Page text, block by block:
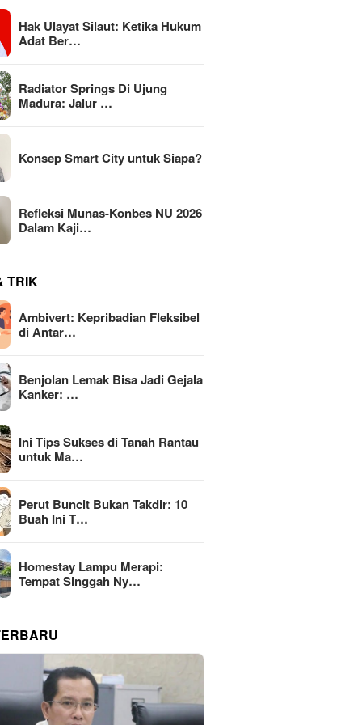
Hak Ulayat Silaut: Ketika Hukum
Adat Ber…
Radiator Springs Di Ujung
Madura: Jalur …
Konsep Smart City untuk Siapa?
Refleksi Munas-Konbes NU 2026
Dalam Kaji…
TRIK
Ambivert: Kepribadian Fleksibel
di Antar…
Benjolan Lemak Bisa Jadi Gejala
Kanker: …
Ini Tips Sukses di Tanah Rantau
untuk Ma…
Perut Buncit Bukan Takdir: 10
Buah Ini T…
Homestay Lampu Merapi:
Tempat Singgah Ny…